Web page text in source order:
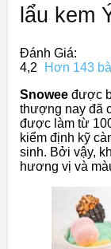
lẩu kem
Đánh Giá:
4,2
Hơn 143
Snowee được
thượng nay đã
được làm từ
kiểm định kỹ
sinh. Bởi vậy,
hương vị và